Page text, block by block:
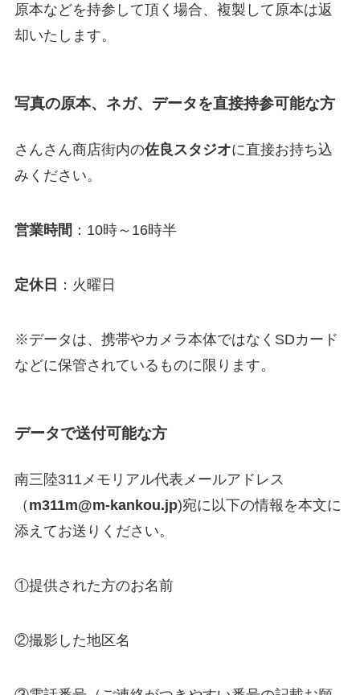
原本などを持参して頂く場合、複製して原本は返
却いたします。
写真の原本、ネガ、データを直接持参可能な方
さんさん商店街内の佐良スタジオに直接お持ち込
みください。
営業時間 ：10時～16時半
定休日 ：火曜日
※データは、携帯やカメラ本体ではなくSDカード
などに保管されているものに限ります。
データで送付可能な方
南三陸311メモリアル代表メールアドレス
（ m311m@m-kankou.jp)宛に以下の情報を本文に
添えてお送りください。
①提供された方のお名前
②撮影した地区名